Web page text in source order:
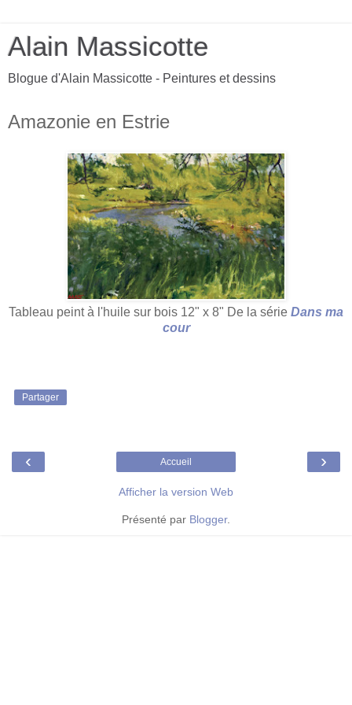
Alain Massicotte
Blogue d'Alain Massicotte - Peintures et dessins
Amazonie en Estrie
Tableau peint à l'huile sur bois 12" x 8" De la série Dans ma
cour
Partager
‹ ›
Accueil
Afficher la version Web
Présenté par Blogger.